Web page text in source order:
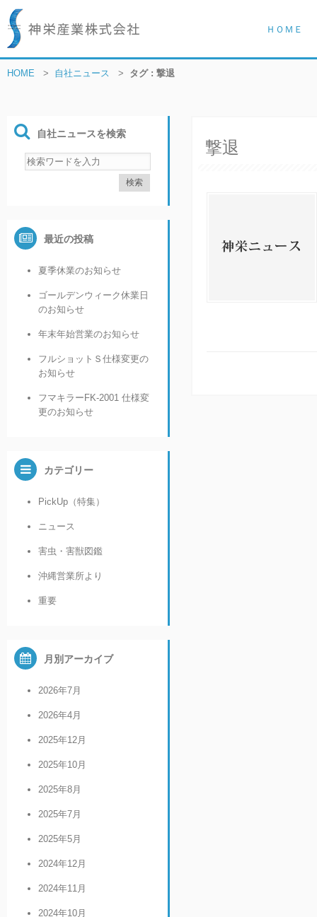
ＨＯＭＥ
HOME > 自社ニュース > タグ : 撃退
撃退
自社ニュースを検索
最近の投稿
夏季休業のお知らせ
ゴールデンウィーク休業日
のお知らせ
年末年始営業のお知らせ
フルショットＳ仕様変更の
お知らせ
フマキラーFK-2001 仕様変
更のお知らせ
カテゴリー
PickUp（特集）
ニュース
害虫・害獣図鑑
沖縄営業所より
重要
月別アーカイブ
2026年7月
2026年4月
2025年12月
2025年10月
2025年8月
2025年7月
2025年5月
2024年12月
2024年11月
2024年10月